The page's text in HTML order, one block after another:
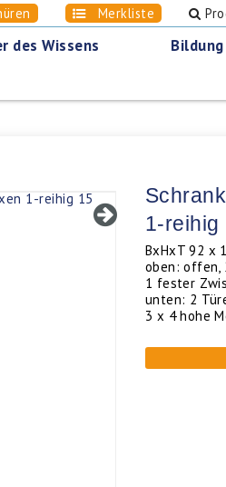
Merkliste
des Wissens
1-reihig
BxHxT 92 x
oben: offen,
1 fester
unten: 2
3 x 4 hohe